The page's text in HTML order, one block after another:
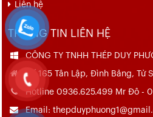
Liên hệ
THÔNG TIN LIÊN HỆ
CÔNG TY TNHH THÉP DUY
Số 165 Tân Lập, Đình Bảng, Từ
Hotline 0936.625.499 Mr Đô -
Email: